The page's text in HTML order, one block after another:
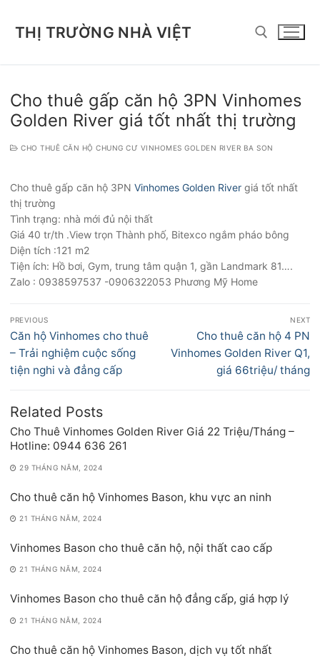
THỊ TRƯỜNG NHÀ VIỆT
Cho thuê gấp căn hộ 3PN Vinhomes
Golden River giá tốt nhất thị trường
CHO THUÊ CĂN HỘ CHUNG CƯ VINHOMES GOLDEN RIVER BA SON
Cho thuê gấp căn hộ 3PN Vinhomes Golden River giá tốt nhất
thị trường
Tình trạng: nhà mới đủ nội thất
Giá 40 tr/th .View trọn Thành phố, Bitexco ngắm pháo bông
Diện tích :121 m2
Tiện ích: Hồ bơi, Gym, trung tâm quận 1, gần Landmark 81….
Zalo : 0938597537 -0906322053 Phương Mỹ Home
Điều
hướng
bài
viết
PREVIOUS
Previous
post:
Căn hộ Vinhomes cho thuê
– Trải nghiệm cuộc sống
tiện nghi và đẳng cấp
NEXT
Next
post:
Cho thuê căn hộ 4 PN
Vinhomes Golden River Q1,
giá 66triệu/ tháng
Related Posts
Cho Thuê Vinhomes Golden River Giá 22 Triệu/Tháng –
Hotline: 0944 636 261
29 THÁNG NĂM, 2024
Cho thuê căn hộ Vinhomes Bason, khu vực an ninh
21 THÁNG NĂM, 2024
Vinhomes Bason cho thuê căn hộ, nội thất cao cấp
21 THÁNG NĂM, 2024
Vinhomes Bason cho thuê căn hộ đẳng cấp, giá hợp lý
21 THÁNG NĂM, 2024
Cho thuê căn hộ Vinhomes Bason, dịch vụ tốt nhất